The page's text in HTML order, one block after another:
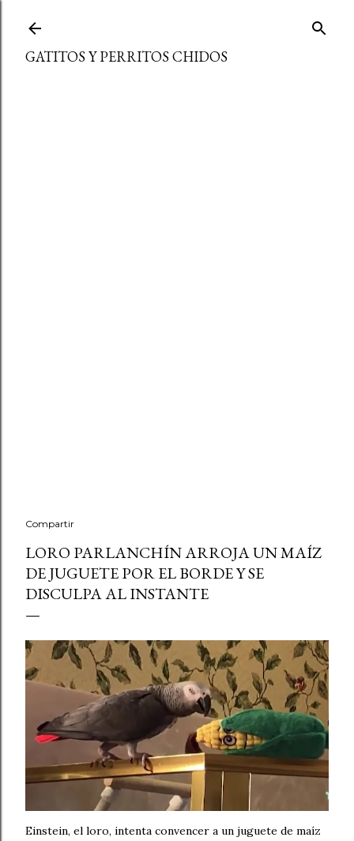
GATITOS Y PERRITOS CHIDOS
Compartir
LORO PARLANCHÍN ARROJA UN MAÍZ
DE JUGUETE POR EL BORDE Y SE
DISCULPA AL INSTANTE
Einstein, el loro, intenta convencer a un juguete de maíz